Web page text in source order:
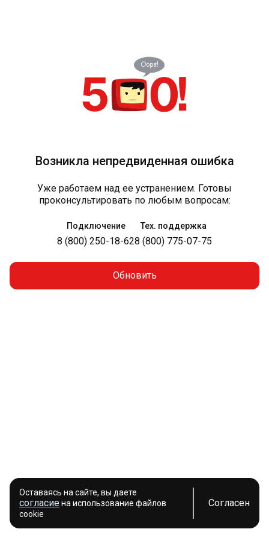
Возникла непредвиденная ошибка
Уже работаем над ее устранением. Готовы
проконсультировать по любым вопросам:
Подключение
8 (800) 250-18-62
Тех. поддержка
8 (800) 775-07-75
Обновить
Оставаясь на сайте, вы даете
согласиена использование файлов
cookie
Согласен